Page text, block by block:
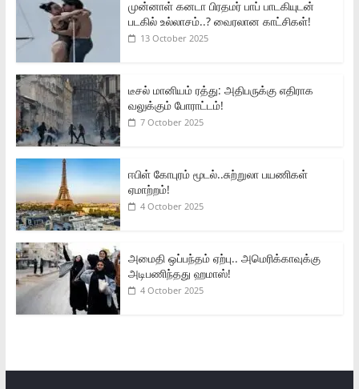
முன்னாள் கனடா பிரதமர் பாப் பாடகியுடன்
படகில் உல்லாசம்..? வைரலான காட்சிகள்!
13 October 2025
டீசல் மானியம் ரத்து: அதிபருக்கு எதிராக
வலுக்கும் போராட்டம்!
7 October 2025
ஈபிள் கோபுரம் மூடல்..சுற்றுலா பயணிகள்
ஏமாற்றம்!
4 October 2025
அமைதி ஒப்பந்தம் ஏற்பு.. அமெரிக்காவுக்கு
அடிபணிந்தது ஹமாஸ்!
4 October 2025